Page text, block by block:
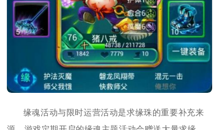
缘魂活动与限时运营活动是求缘珠的重要补充来